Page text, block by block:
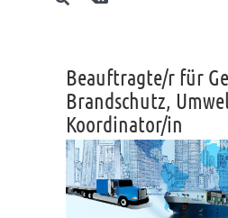
Beauftragte/r für
Brandschutz,
Koordinator/in